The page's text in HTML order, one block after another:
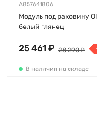
A857641806
Модуль под раковину
белый глянец
25 461 ₽ 28 290 ₽
В наличии на складе